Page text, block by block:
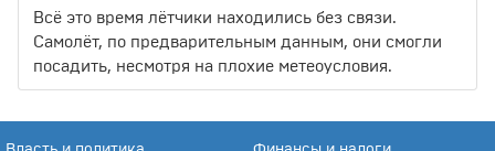
Всё это время лётчики находились без связи.
Самолёт, по предварительным данным, они смогли
посадить, несмотря на плохие метеоусловия.